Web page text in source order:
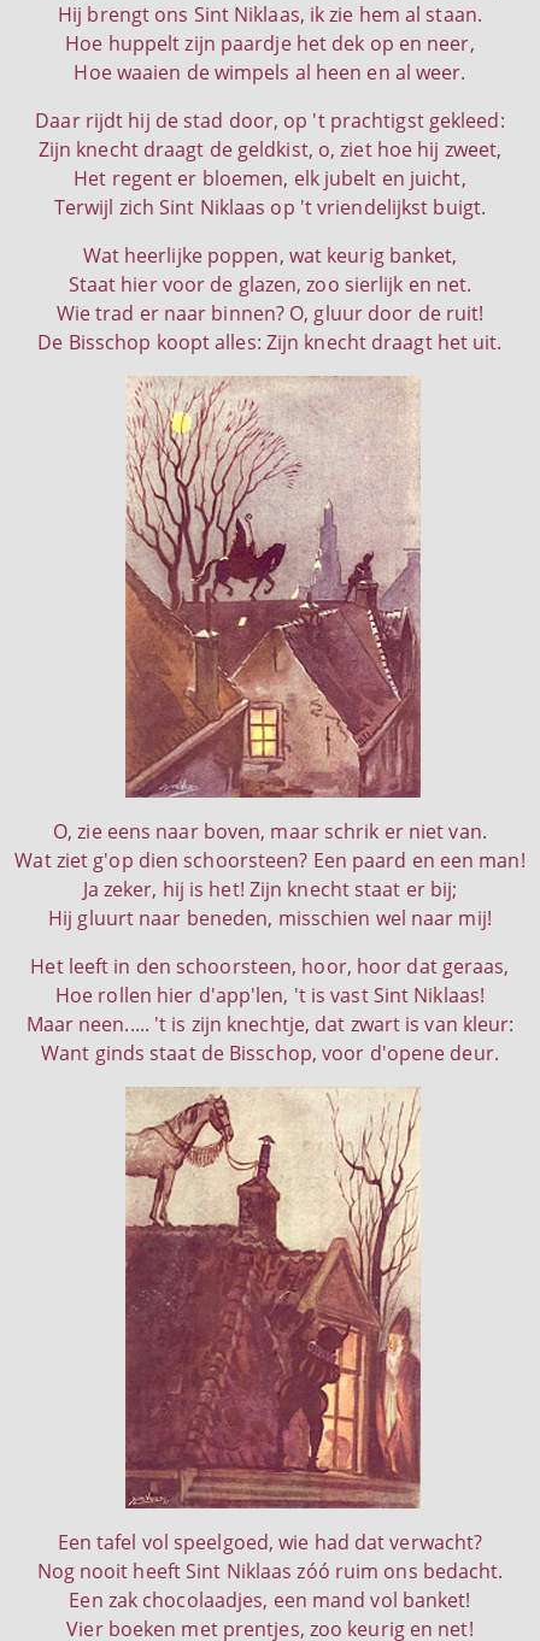
Hij brengt ons Sint Niklaas, ik zie hem al staan.
Hoe huppelt zijn paardje het dek op en neer,
Hoe waaien de wimpels al heen en al weer.
Daar rijdt hij de stad door, op 't prachtigst gekleed:
Zijn knecht draagt de geldkist, o, ziet hoe hij zweet,
Het regent er bloemen, elk jubelt en juicht,
Terwijl zich Sint Niklaas op 't vriendelijkst buigt.
Wat heerlijke poppen, wat keurig banket,
Staat hier voor de glazen, zoo sierlijk en net.
Wie trad er naar binnen? O, gluur door de ruit!
De Bisschop koopt alles: Zijn knecht draagt het uit.
O, zie eens naar boven, maar schrik er niet van.
Wat ziet g'op dien schoorsteen? Een paard en een man!
Ja zeker, hij is het! Zijn knecht staat er bij;
Hij gluurt naar beneden, misschien wel naar mij!
Het leeft in den schoorsteen, hoor, hoor dat geraas,
Hoe rollen hier d'app'len, 't is vast Sint Niklaas!
Maar neen..... 't is zijn knechtje, dat zwart is van kleur:
Want ginds staat de Bisschop, voor d'opene deur.
Een tafel vol speelgoed, wie had dat verwacht?
Nog nooit heeft Sint Niklaas zóó ruim ons bedacht.
Een zak chocolaadjes, een mand vol banket!
Vier boeken met prentjes, zoo keurig en net!